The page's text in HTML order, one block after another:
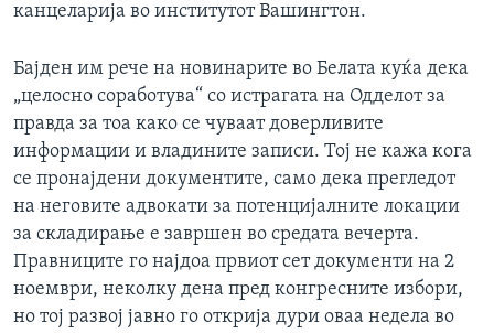
канцеларија во институтот Вашингтон.
Бајден им рече на новинарите во Белата куќа дека
„целосно соработува“ со истрагата на Одделот за
правда за тоа како се чуваат доверливите
информации и владините записи. Тој не кажа кога
се пронајдени документите, само дека прегледот
на неговите адвокати за потенцијалните локации
за складирање е завршен во средата вечерта.
Правниците го најдоа првиот сет документи на 2
ноември, неколку дена пред конгресните избори,
но тој развој јавно го открија дури оваа недела во